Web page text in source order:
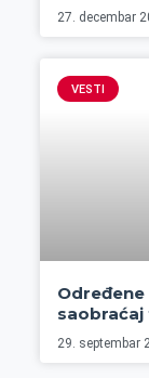
27. decembar
VESTI
29. septembar